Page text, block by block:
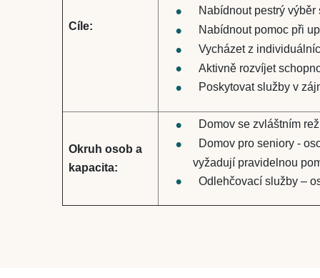
Cíle:
Nabídnout pestrý
Nabídnout pomoc při
Vycházet z
Aktivně rozvíjet
Poskytovat služby v
Okruh osob a
kapacita:
Domov se zvláštním
Domov pro seniory -
vyžadují pravidelnou
Odlehčovací služby –